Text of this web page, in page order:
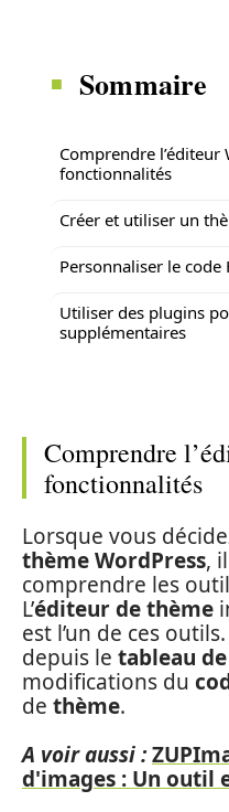
Sommaire
Comprendre l’éditeur
fonctionnalités
Créer et utiliser un
Personnaliser le code
Utiliser des plugins
supplémentaires
Comprendre
fonctionnalités
Lorsque vous
thème WordPress,
comprendre les
L’éditeur de thème
est l’un de ces
depuis le tableau
modifications du
de thème.
A voir aussi :
d'images : Un outil